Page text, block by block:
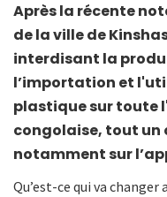
Aprèsla récente
de la ville de
interdisant la
l’importation et
plastique sur toute
congolaise, tout un
notamment sur
Qu’est-ce qui va